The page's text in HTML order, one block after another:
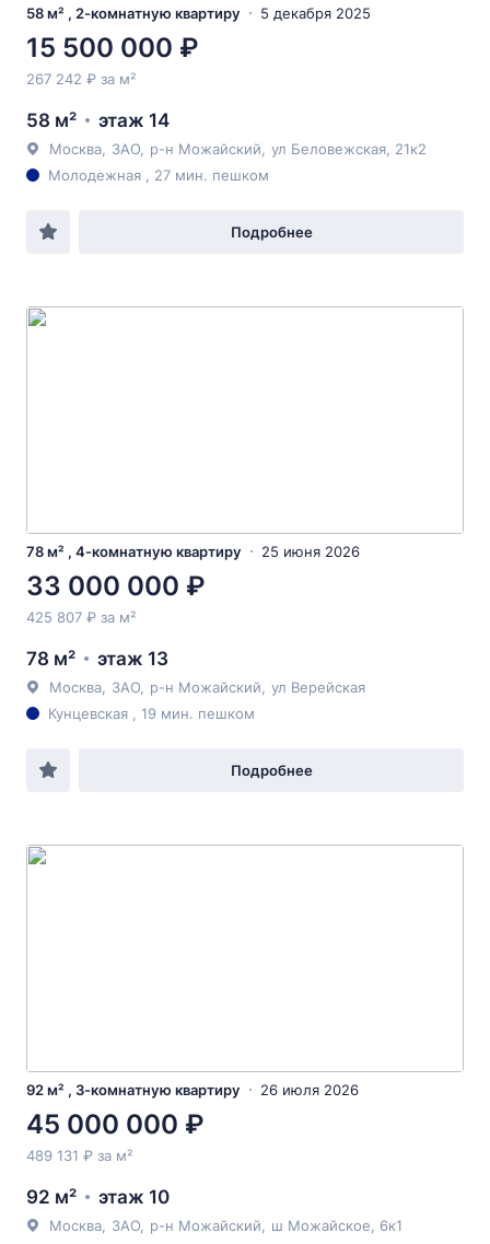
58 м² , 2-комнатную квартиру 5 декабря 2025
15 500 000 ₽
267 242 ₽ за м²
58 м² этаж 14
Москва ЗАО р-н Можайский ул Беловежская , 21к2
Молодежная , 27 мин. пешком
Подробнее
78 м² , 4-комнатную квартиру 25 июня 2026
33 000 000 ₽
425 807 ₽ за м²
78 м² этаж 13
Москва ЗАО р-н Можайский
ул Верейская
Кунцевская , 19 мин. пешком
Подробнее
92 м² , 3-комнатную квартиру 26 июля 2026
45 000 000 ₽
489 131 ₽ за м²
92 м² этаж 10
Москва ЗАО р-н Можайский ш Можайское , 6к1